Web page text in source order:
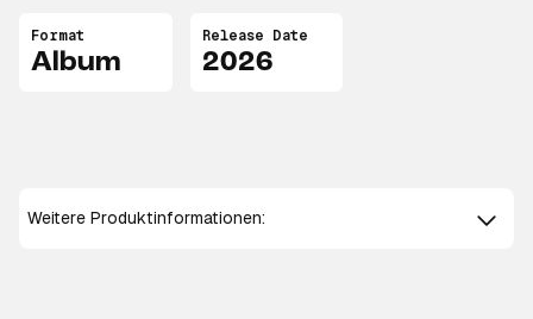
Format
Album
Release Date
2026
Weitere Produktinformationen: